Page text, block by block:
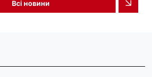
Всі новини